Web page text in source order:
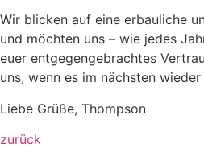
Wir blicken auf eine erbauliche
und möchten uns – wie jedes
euer entgegengebrachtes
uns, wenn es im nächsten
Liebe Grüße, Thompson
zurück